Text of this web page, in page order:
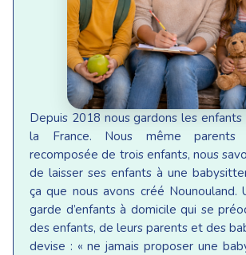
Depuis 2018 nous gardons les
la France. Nous même parents
recomposée de trois enfants, nous
de laisser ses enfants à une
ça que nous avons créé Nounouland.
garde d’enfants à domicile qui se
des enfants, de leurs parents et des
devise : « ne jamais proposer une